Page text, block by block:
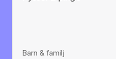
Barn & familj